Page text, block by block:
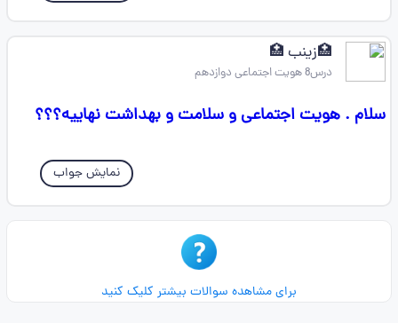
🏥زینب 🏥
درس8 هویت اجتماعی دوازدهم
سلام . هویت اجتماعی و سلامت و بهداشت نهاییه؟؟؟
نمایش جواب
برای مشاهده سوالات بیشتر کلیک کنید